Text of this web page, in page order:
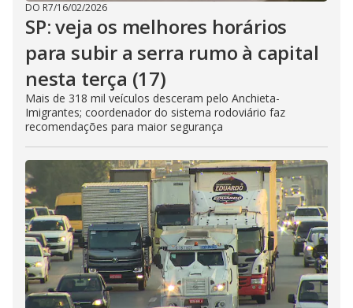
DO R7/16/02/2026
SP: veja os melhores horários
para subir a serra rumo à capital
nesta terça (17)
Mais de 318 mil veículos desceram pelo Anchieta-
Imigrantes; coordenador do sistema rodoviário faz
recomendações para maior segurança